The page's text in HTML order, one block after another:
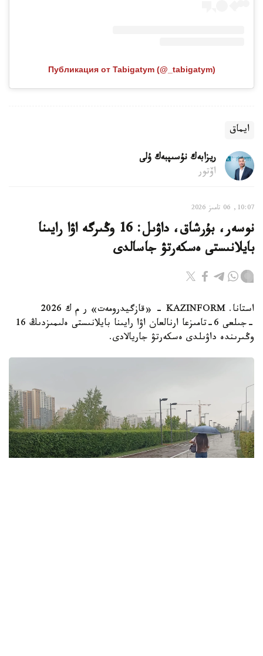
Публикация от Tabigatym (@_tabigatym)
ايماق
ريزابەك نۇسىپبەك ۇلى
اۆتور
10:07, 06 تامىز 2026
نوسەر، بۇرشاق، داۋىل: 16 وڭىرگە اۋا رايىنا
بايلانىستى ەسكەرتۋ جاسالدى
استانا. KAZINFORM - «قازگيدرومەت» ر م ك 2026
-جىلعى 6-تامىزعا ارنالعان اۋا رايىنا بايلانىستى ەلىمىزدىڭ 16
وڭىرىندە داۋىلدى ەسكەرتۋ جاريالادى.